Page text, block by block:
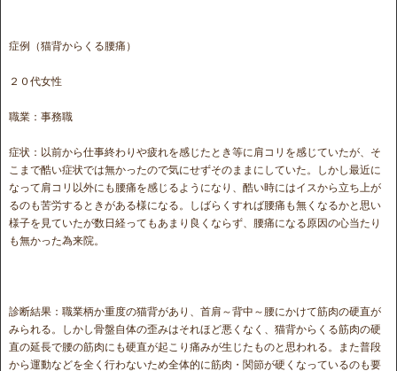
症例（猫背からくる腰痛）
２０代女性
職業：事務職
症状：以前から仕事終わりや疲れを感じたとき等に肩コリを感じていたが、そ
こまで酷い症状では無かったので気にせずそのままにしていた。しかし最近に
なって肩コリ以外にも腰痛を感じるようになり、酷い時にはイスから立ち上が
るのも苦労するときがある様になる。しばらくすれば腰痛も無くなるかと思い
様子を見ていたが数日経ってもあまり良くならず、腰痛になる原因の心当たり
も無かった為来院。
診断結果：職業柄か重度の猫背があり、首肩～背中～腰にかけて筋肉の硬直が
みられる。しかし骨盤自体の歪みはそれほど悪くなく、猫背からくる筋肉の硬
直の延長で腰の筋肉にも硬直が起こり痛みが生じたものと思われる。また普段
から運動などを全く行わないため全体的に筋肉・関節が硬くなっているのも要